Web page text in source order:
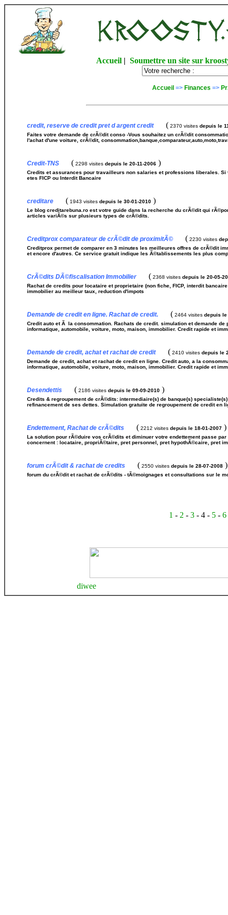
Accueil |Soumettre un site sur
Accueil => Finances =>
credit, reserve de credit pret d argent credit( 2370 visites depuis le
Faites votre demande de crÃ©dit conso -Vous souhaitez un crÃ©dit
l'achat d'une voiture, crÃ©dit,
Credit-TNS ( 2298 visites depuis le 20-11-2006 )
Credits et assurances pour travailleurs non salaries et professions liberales.
etes FICP ou Interdit Bancaire
creditare ( 1943 visites depuis le 30-01-2010 )
Le blog creditarebuna.ro est votre guide dans la recherche du crÃ©dit qui
articles variÃ©s sur plusieurs types de crÃ©dits.
Creditprox comparateur de crÃ©dit de proximitÃ© ( 2230 visites
Creditprox permet de comparer en 3 minutes les meilleures offres de crÃ©dit
et encore d'autres. Ce service gratuit indique les Ã©tablissements les plus
CrÃ©dits DÃ©fiscalisation Immobilier( 2368 visites depuis le 20-05-
Rachat de credits pour locataire et proprietaire (non fiche, FICP, interdit
immobilier au meilleur taux, reduction d'impots
Demande de credit en ligne. Rachat de credit. ( 2464 visites depuis le
Credit auto et Ã la consommation. Rachats de credit. simulation et demande
informatique, automobile, voiture, moto, maison, immobilier. Credit rapide et
Demande de credit, achat et rachat de credit( 2410 visites depuis le
Demande de credit, achat et rachat de credit en ligne. Credit auto, a la
informatique, automobile, voiture, moto, maison, immobilier. Credit rapide et
Desendettis ( 2186 visites depuis le 09-09-2010 )
Credits & regroupement de crÃ©dits: intermediaire(s) de banque(s)
refinancement de ses dettes. Simulation gratuite de regroupement de credit en
Endettement, Rachat de crÃ©dits ( 2212 visites depuis le 18-01-2007 )
La solution pour rÃ©duire vos crÃ©dits et diminuer votre endettement passe
concernent : locataire, propriÃ©taire, pret personnel, pret hypothÃ©caire, pret
forum crÃ©dit & rachat de credits ( 2550 visites depuis le 28-07-2008 )
forum du crÃ©dit et rachat de crÃ©dits - tÃ©moignages et consultations sur le
1 - 2 -3 - 4 - 5 -6
diwee